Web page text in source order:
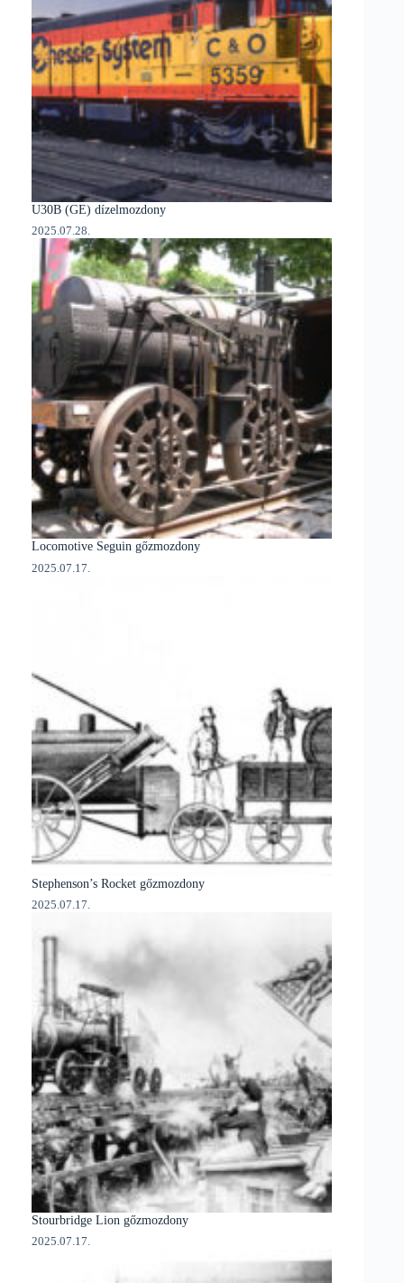
U30B (GE) dízelmozdony
2025.07.28.
Locomotive Seguin gőzmozdony
2025.07.17.
Stephenson’s Rocket gőzmozdony
2025.07.17.
Stourbridge Lion gőzmozdony
2025.07.17.